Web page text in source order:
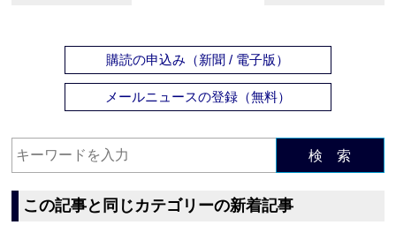
購読の申込み（新聞 / 電子版）
メールニュースの登録（無料）
検 索
この記事と同じカテゴリーの新着記事